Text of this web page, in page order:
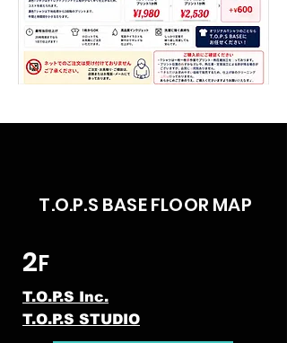
T.O.P.S BASE FLOOR MAP
2F
T.O.P.S Inc.
T.O.P.S STUDIO